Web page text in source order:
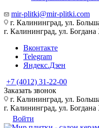
mir-plitki@mir-plitki.com
г. Калининград, ул.
г. Калининград, ул.
Вконтакте
Telegram
Яндекс.Дзен
+7 (4012) 31-22-00
Заказать звонок
г. Калининград, ул.
г. Калининград, ул.
Войти